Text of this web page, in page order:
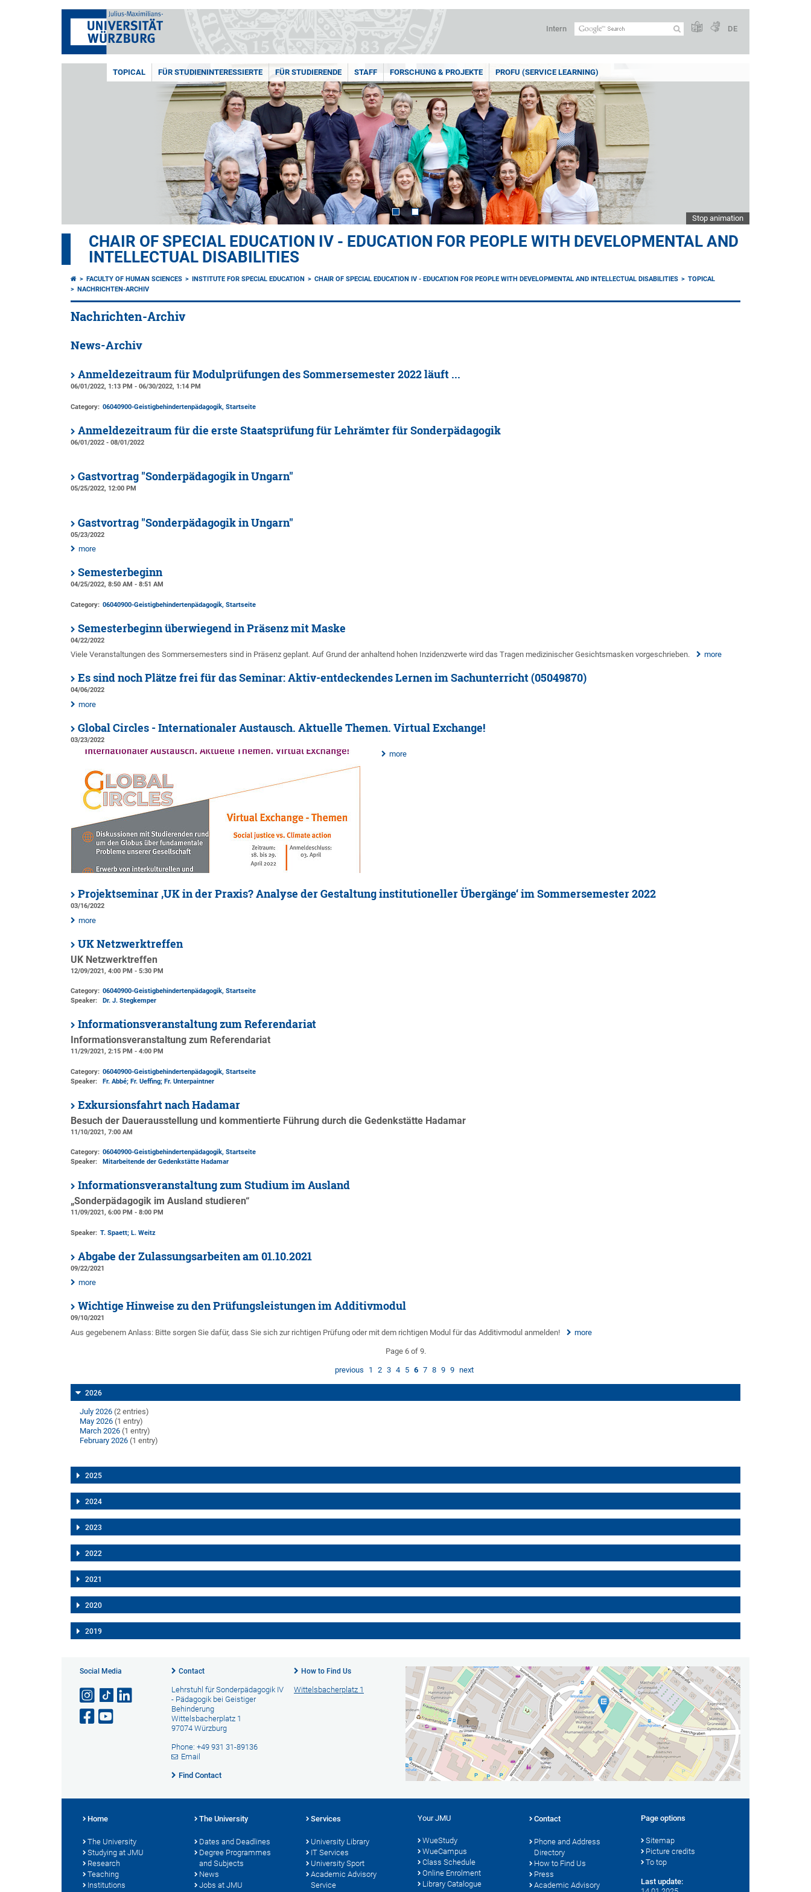
Intern DE
TOPICAL FÜR STUDIENINTERESSIERTE FÜR STUDIERENDE STAFF FORSCHUNG & PROJEKTE PROFU (SERVICE LEARNING)
Stop animation
CHAIR OF SPECIAL EDUCATION IV - EDUCATION FOR PEOPLE WITH DEVELOPMENTAL AND
INTELLECTUAL DISABILITIES
FACULTY OF HUMAN SCIENCES INSTITUTE FOR SPECIAL EDUCATION CHAIR OF SPECIAL EDUCATION IV - EDUCATION FOR PEOPLE WITH DEVELOPMENTAL AND INTELLECTUAL DISABILITIES
TOPICAL
NACHRICHTEN-ARCHIV
Nachrichten-Archiv
News-Archiv
Anmeldezeitraum für Modulprüfungen des Sommersemester 2022 läuft ...
06/01/2022, 1:13 PM - 06/30/2022, 1:14 PM
Category: 06040900-Geistigbehindertenpädagogik, Startseite
Anmeldezeitraum für die erste Staatsprüfung für Lehrämter für Sonderpädagogik
06/01/2022 - 08/01/2022
Gastvortrag "Sonderpädagogik in Ungarn"
05/25/2022, 12:00 PM
Gastvortrag "Sonderpädagogik in Ungarn"
05/23/2022
more
Semesterbeginn
04/25/2022, 8:50 AM - 8:51 AM
Category: 06040900-Geistigbehindertenpädagogik, Startseite
Semesterbeginn überwiegend in Präsenz mit Maske
04/22/2022
Viele Veranstaltungen des Sommersemesters sind in Präsenz geplant. Auf Grund der anhaltend hohen Inzidenzwerte wird das Tragen medizinischer Gesichtsmasken vorgeschrieben. more
Es sind noch Plätze frei für das Seminar: Aktiv-entdeckendes Lernen im Sachunterricht (05049870)
04/06/2022
more
Global Circles - Internationaler Austausch. Aktuelle Themen. Virtual Exchange!
03/23/2022
more
Projektseminar ‚UK in der Praxis? Analyse der Gestaltung institutioneller Übergänge‘ im Sommersemester 2022
03/16/2022
more
UK Netzwerktreffen
UK Netzwerktreffen
12/09/2021, 4:00 PM - 5:30 PM
Category: 06040900-Geistigbehindertenpädagogik, Startseite
Speaker:
Dr. J. Stegkemper
Informationsveranstaltung zum Referendariat
Informationsveranstaltung zum Referendariat
11/29/2021, 2:15 PM - 4:00 PM
Category: 06040900-Geistigbehindertenpädagogik, Startseite
Speaker:
Fr. Abbé; Fr. Ueffing; Fr. Unterpaintner
Exkursionsfahrt nach Hadamar
Besuch der Dauerausstellung und kommentierte Führung durch die Gedenkstätte Hadamar
11/10/2021, 7:00 AM
Category: 06040900-Geistigbehindertenpädagogik, Startseite
Speaker:
Mitarbeitende der Gedenkstätte Hadamar
Informationsveranstaltung zum Studium im Ausland
„Sonderpädagogik im Ausland studieren“
11/09/2021, 6:00 PM - 8:00 PM
Speaker: T. Spaett; L. Weitz
Abgabe der Zulassungsarbeiten am 01.10.2021
09/22/2021
more
Wichtige Hinweise zu den Prüfungsleistungen im Additivmodul
09/10/2021
Aus gegebenem Anlass: Bitte sorgen Sie dafür, dass Sie sich zur richtigen Prüfung oder mit dem richtigen Modul für das Additivmodul anmelden! more
Page 6 of 9.
previous 1 2 3 4 5 6 7 8 9 9 next
2026
July 2026 (2 entries)
May 2026 (1 entry)
March 2026 (1 entry)
February 2026 (1 entry)
2025
2024
2023
2022
2021
2020
2019
Social Media Contact
Lehrstuhl für Sonderpädagogik IV
- Pädagogik bei Geistiger
Behinderung
Wittelsbacherplatz 1
97074 Würzburg
Phone: +49 931 31-89136
Email
Find Contact
How to Find Us
Wittelsbacherplatz 1
Home
The University
Studying at JMU
Research
Teaching
Institutions
The University
Dates and Deadlines
Degree Programmes
and Subjects
News
Jobs at JMU
Services
University Library
IT Services
University Sport
Academic Advisory
Service
Your JMU
WueStudy
WueCampus
Class Schedule
Online Enrolment
Library Catalogue
Contact
Phone and Address
Directory
How to Find Us
Press
Academic Advisory
Page options
Sitemap
Picture credits
To top
Last update: